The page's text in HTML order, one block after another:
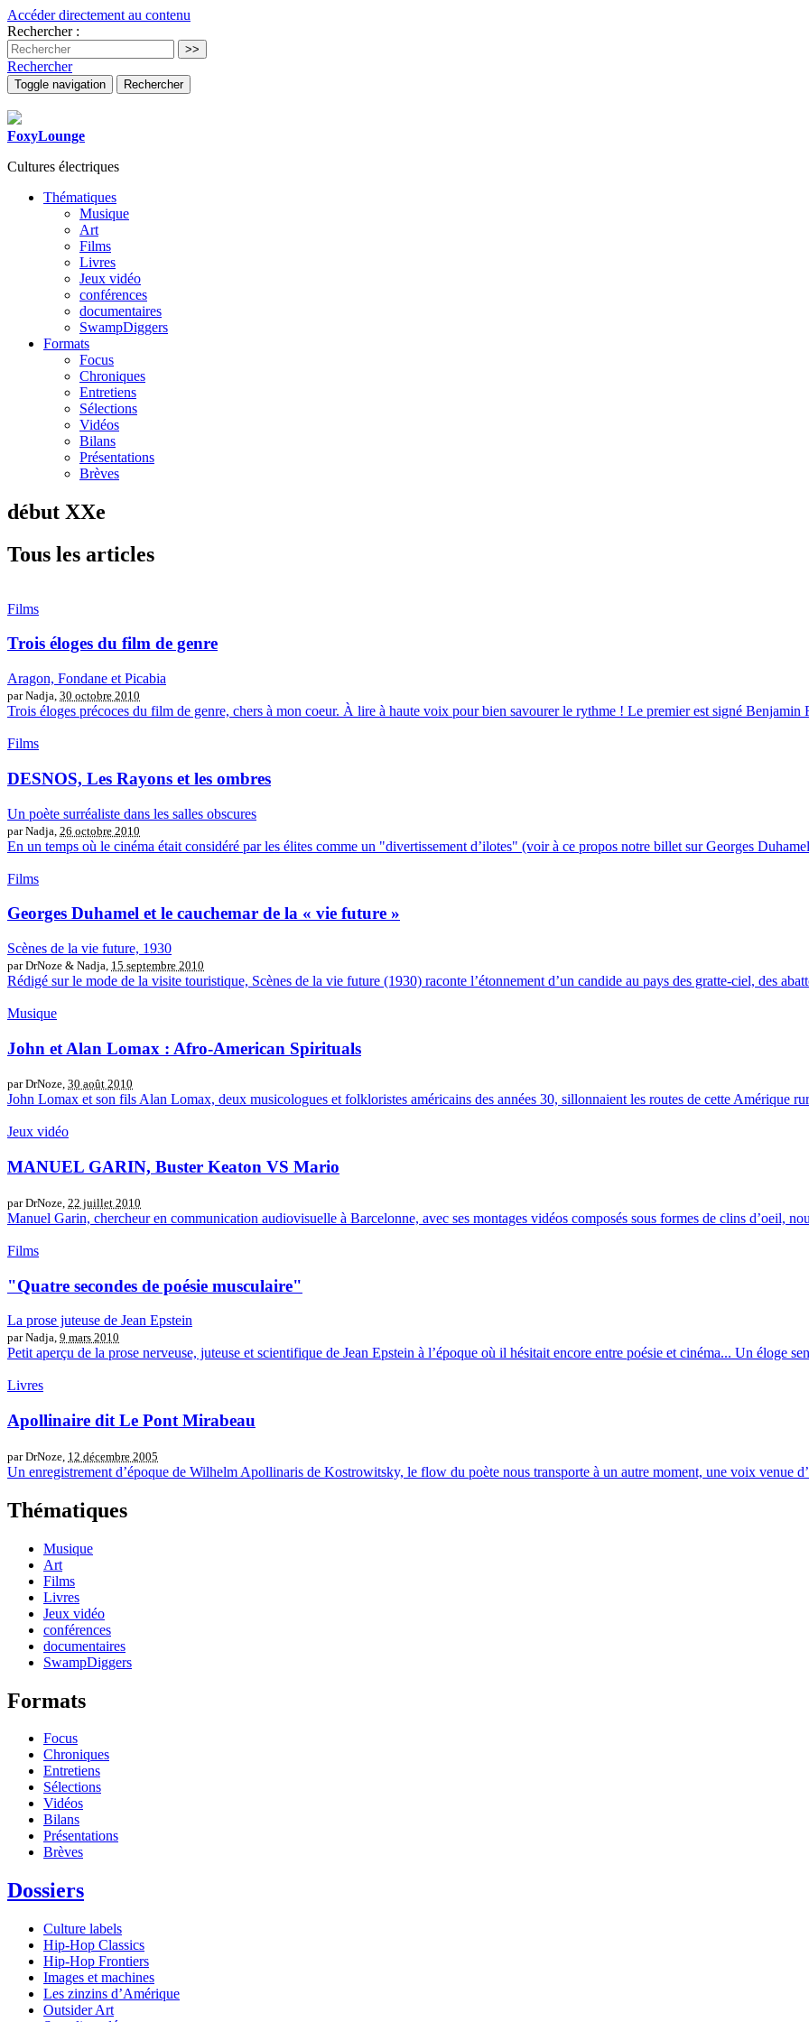
Accéder directement au contenu
Rechercher :
Rechercher
Toggle navigation Rechercher
FoxyLounge
Cultures électriques
Thématiques
Musique
Art
Films
Livres
Jeux vidéo
conférences
documentaires
SwampDiggers
Formats
Focus
Chroniques
Entretiens
Sélections
Vidéos
Bilans
Présentations
Brèves
début XXe
Tous les articles
Films
Trois éloges du film de genre
Aragon, Fondane et Picabia
par Nadja, 30 octobre 2010
Trois éloges précoces du film de genre, chers à mon coeur. À lire à haute voix pour bien savourer le rythme ! Le premier est signé Benjamin
Films
DESNOS, Les Rayons et les ombres
Un poète surréaliste dans les salles obscures
par Nadja, 26 octobre 2010
En un temps où le cinéma était considéré par les élites comme un "divertissement d’ilotes" (voir à ce propos notre billet sur Georges
Films
Georges Duhamel et le cauchemar de la « vie future »
Scènes de la vie future, 1930
par DrNoze & Nadja, 15 septembre 2010
Rédigé sur le mode de la visite touristique, Scènes de la vie future (1930) raconte l’étonnement d’un candide au pays des gratte-ciel, des
Musique
John et Alan Lomax : Afro-American Spirituals
par DrNoze, 30 août 2010
John Lomax et son fils Alan Lomax, deux musicologues et folkloristes américains des années 30, sillonnaient les routes de cette Amérique
Jeux vidéo
MANUEL GARIN, Buster Keaton VS Mario
par DrNoze, 22 juillet 2010
Manuel Garin, chercheur en communication audiovisuelle à Barcelonne, avec ses montages vidéos composés sous formes de clins d’oeil,
Films
"Quatre secondes de poésie musculaire"
La prose juteuse de Jean Epstein
par Nadja, 9 mars 2010
Petit aperçu de la prose nerveuse, juteuse et scientifique de Jean Epstein à l’époque où il hésitait encore entre poésie et cinéma... Un éloge
Livres
Apollinaire dit Le Pont Mirabeau
par DrNoze, 12 décembre 2005
Un enregistrement d’époque de Wilhelm Apollinaris de Kostrowitsky, le flow du poète nous transporte à un autre moment, une voix venue
Thématiques
Musique
Art
Films
Livres
Jeux vidéo
conférences
documentaires
SwampDiggers
Formats
Focus
Chroniques
Entretiens
Sélections
Vidéos
Bilans
Présentations
Brèves
Dossiers
Culture labels
Hip-Hop Classics
Hip-Hop Frontiers
Images et machines
Les zinzins d’Amérique
Outsider Art